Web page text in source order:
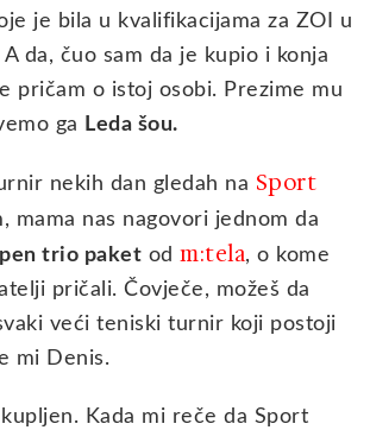
je bila u kvalifikacijama za ZOI u
da, čuo sam da je kupio i konja
pričam o istoj osobi. Prezime mu
ga Leda šou.
nekih dan gledah na Sport
mama nas nagovori jednom da
trio paket od m:tela, o kome
pričali. Čovječe, možeš da
veći teniski turnir koji postoji
mi Denis.
Kada mi reče da Sport